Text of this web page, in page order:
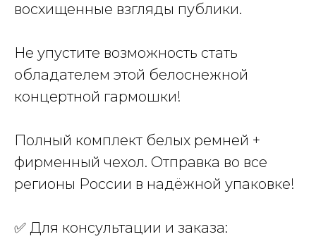
восхищенные взгляды публики.
Не упустите возможность стать
обладателем этой белоснежной
концертной гармошки!
Полный комплект белых ремней +
фирменный чехол. Отправка во все
регионы России в надёжной упаковке!
✅ Для консультации и заказа: